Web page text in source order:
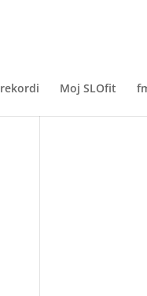
Moj SLOfit